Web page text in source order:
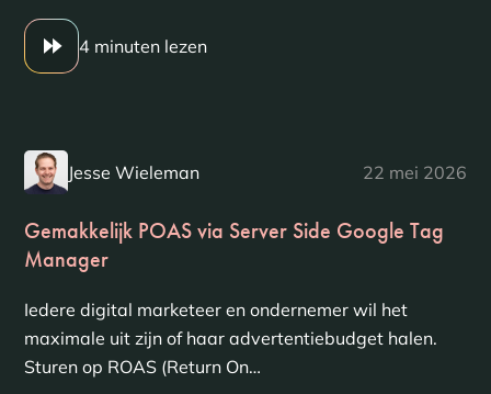
4 minuten lezen
Jesse Wieleman 22 mei 2026
Gemakkelijk POAS via Server Side Google Tag
Manager
Iedere digital marketeer en ondernemer wil het
maximale uit zijn of haar advertentiebudget halen.
Sturen op ROAS (Return On…